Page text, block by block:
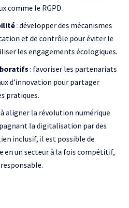
comme le RGPD.
: développer des mécanismes
et de contrôle pour éviter le
les engagements écologiques.
: favoriser les partenariats
d’innovation pour partager
pratiques.
aligner la révolution numérique
la digitalisation par des
inclusif, il est possible de
un secteur à la fois compétitif,